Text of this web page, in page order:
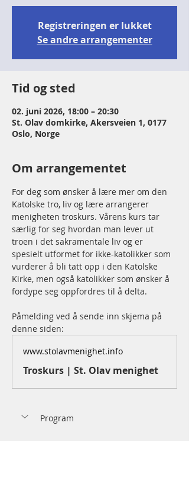
Registreringen er lukket
Se andre arrangementer
Tid og sted
02. juni 2026, 18:00 – 20:30
St. Olav domkirke, Akersveien 1, 0177
Oslo, Norge
Om arrangementet
For deg som ønsker å lære mer om den
Katolske tro, liv og lære arrangerer
menigheten troskurs. Vårens kurs tar
særlig for seg hvordan man lever ut
troen i det sakramentale liv og er
spesielt utformet for ikke-katolikker som
vurderer å bli tatt opp i den Katolske
Kirke, men også katolikker som ønsker å
fordype seg oppfordres til å delta.
Påmelding ved å sende inn skjema på
denne siden:
www.stolavmenighet.info
Troskurs | St. Olav menighet
Program